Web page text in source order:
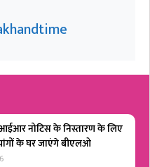
नोटिस के निस्तारण के लिए
के घर जाएंगे बीएलओ